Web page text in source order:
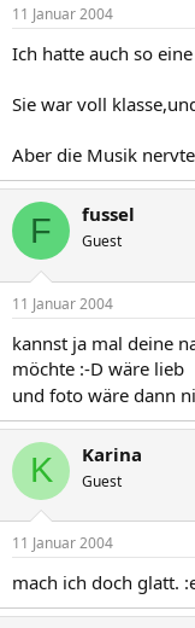
11 Januar 2004
Ich hatte auch so
Sie war voll
Aber die Musik
F fussel
Guest
11 Januar 2004
kannst ja mal deine
möchte :-D wäre lieb
und foto wäre dann
K Karina
Guest
11 Januar 2004
mach ich doch glatt.